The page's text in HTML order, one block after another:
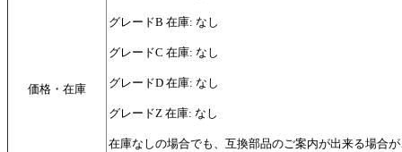
価格・在庫
グレードB 在庫: なし
グレードC 在庫: なし
グレードD 在庫: なし
グレードZ 在庫: なし
在庫なしの場合でも、互換部品のご案内が出来る場合